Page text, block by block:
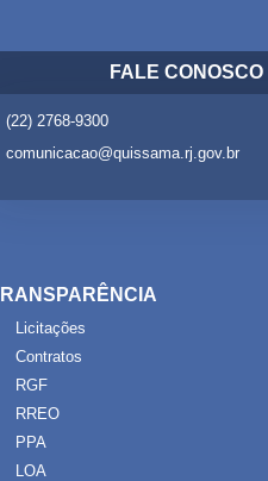
FALE CONOSCO
(22) 2768-9300
comunicacao@quissama.rj.gov.br
Licitações
Contratos
RGF
RREO
PPA
LOA